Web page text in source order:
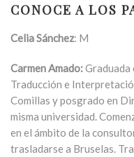
CONOCE A LOS
Celia Sánchez: M
Carmen Amado:Graduada
Traducción e
Comillas y posgrado en
misma universidad.
en el ámbito de la
trasladarse a Bruselas.